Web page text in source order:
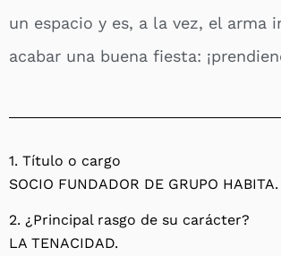
un espacio y es, a la vez, el arma
acabar una buena fiesta:
1. Título o cargo
SOCIO FUNDADOR DE GRUPO HABITA.
2. ¿Principal rasgo de su carácter?
LA TENACIDAD.